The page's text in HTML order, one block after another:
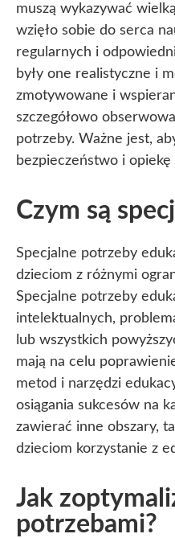
muszą wykazywać
wzięło sobie do serca
regularnych i
były one realistyczne i
zmotywowane i
szczegółowo
potrzeby. Ważne jest,
bezpieczeństwo i opiekę
Czym są
Specjalne potrzeby
dzieciom z różnymi
Specjalne potrzeby
intelektualnych,
lub wszystkich
mają na celu
metod i narzędzi
osiągania sukcesów na
zawierać inne obszary,
dzieciom korzystanie z
Jak
potrzebami?